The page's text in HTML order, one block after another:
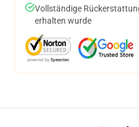
Vollständige
erhalten wurde